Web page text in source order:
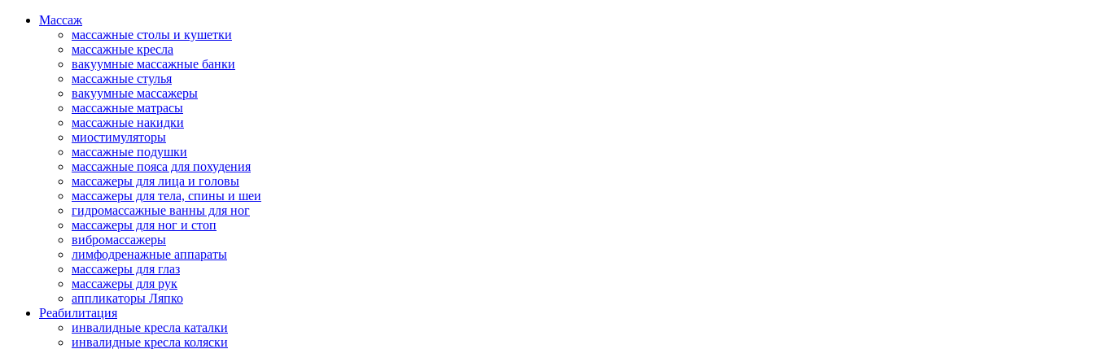
Массаж
массажные столы и кушетки
массажные кресла
вакуумные массажные банки
массажные стулья
вакуумные массажеры
массажные матрасы
массажные накидки
миостимуляторы
массажные подушки
массажные пояса для похудения
массажеры для лица и головы
массажеры для тела, спины и шеи
гидромассажные ванны для ног
массажеры для ног и стоп
вибромассажеры
лимфодренажные аппараты
массажеры для глаз
массажеры для рук
аппликаторы Ляпко
Реабилитация
инвалидные кресла каталки
инвалидные кресла коляски